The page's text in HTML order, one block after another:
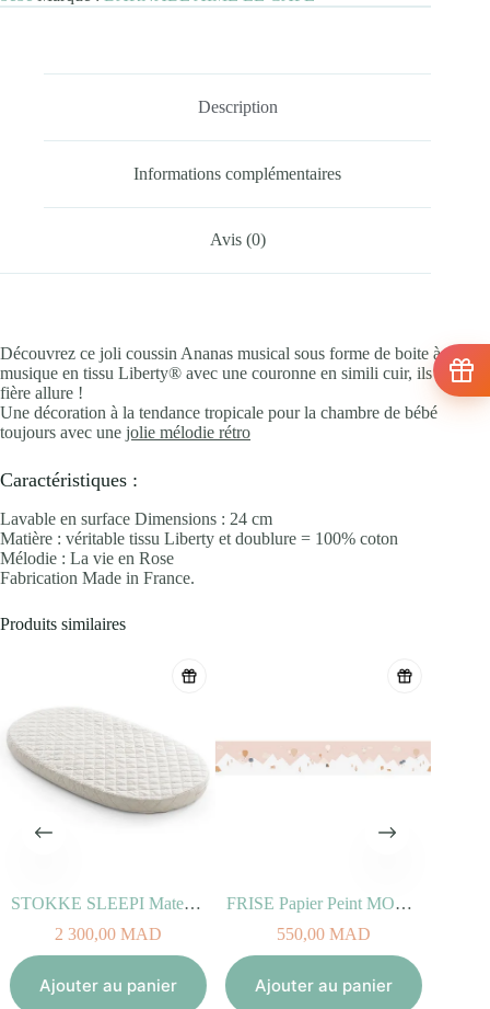
Description
Informations complémentaires
Avis (0)
Découvrez ce joli coussin Ananas musical sous forme de boite à
musique en tissu Liberty® avec une couronne en simili cuir, ils ont
fière allure !
Une décoration à la tendance tropicale pour la chambre de bébé
toujours avec une jolie mélodie rétro
Caractéristiques :
Lavable en surface Dimensions : 24 cm
Matière : véritable tissu Liberty et doublure = 100% coton
Mélodie : La vie en Rose
Fabrication Made in France.
Produits similaires
STOKKE SLEEPI Matelas du lit Bed V2
2 300,00MAD
Ajouter au panier
FRISE Papier Peint MONGOLFIERE
550,00MAD
Ajouter au panier